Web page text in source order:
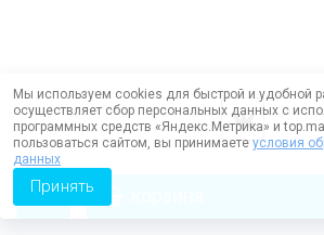
Мы используем cookies для быстрой и удобной
осуществляет сбор персональных данных с
программных средств «Яндекс.Метрика» и
пользоваться сайтом, вы принимаете условия
данных
Принять